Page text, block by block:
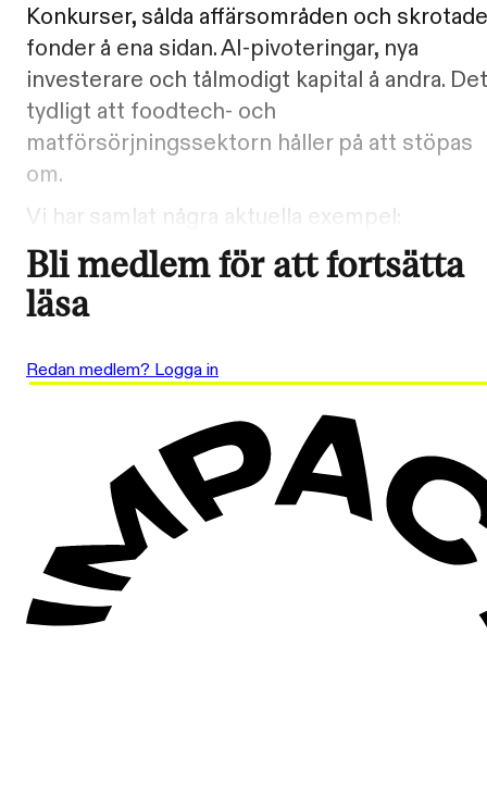
Konkurser, sålda affärsområden och skrotade
fonder å ena sidan. AI-pivoteringar, nya
investerare och tålmodigt kapital å andra.
tydligt att foodtech- och
matförsörjningssektorn håller på att stöpas
om.
Vi har samlat några aktuella exempel:
Bli medlem för att fortsätta
läsa
Redan medlem? Logga in